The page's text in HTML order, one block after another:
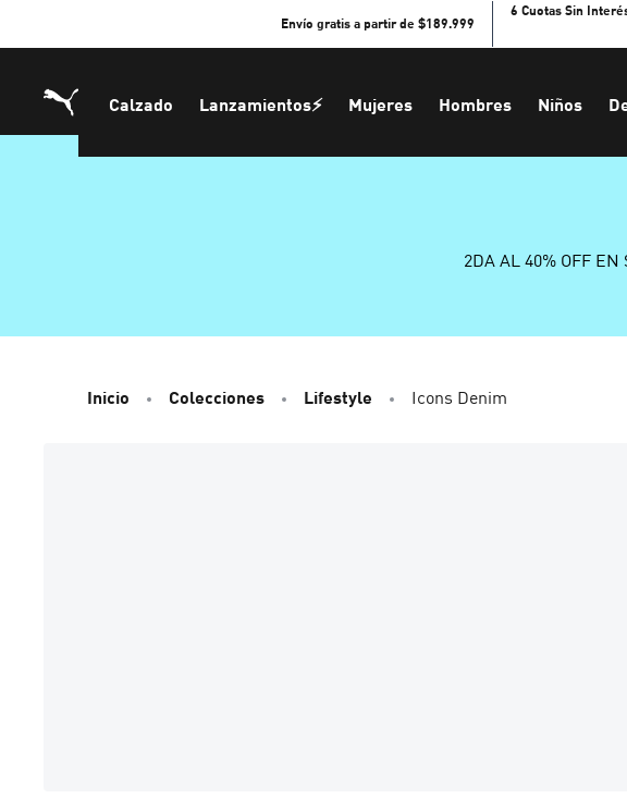
Envío gratis a partir de $189.999
6 Cuotas Sin
Calzado Lanzamientos⚡ Mujeres Hombres Niños
2DA AL 40% OFF EN
Inicio Colecciones Lifestyle Icons Denim